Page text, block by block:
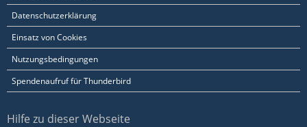
Datenschutzerklärung
Einsatz von Cookies
Nutzungsbedingungen
Spendenaufruf für Thunderbird
Hilfe zu dieser Webseite